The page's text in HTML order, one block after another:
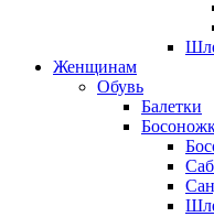
Женщинам
Обувь
Балетки